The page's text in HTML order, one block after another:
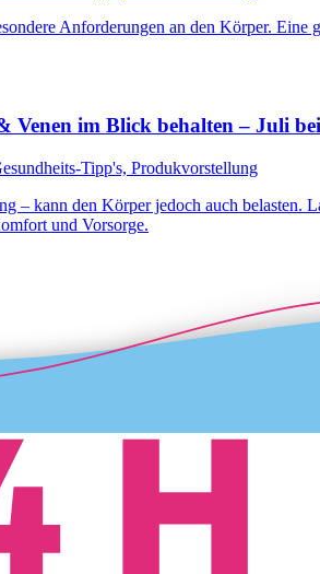
Anforderungen an den Körper.
Venen im Blick behalten – Juli
Tipp's, Produkvorstellung
– kann den Körper jedoch auch
und Vorsorge.